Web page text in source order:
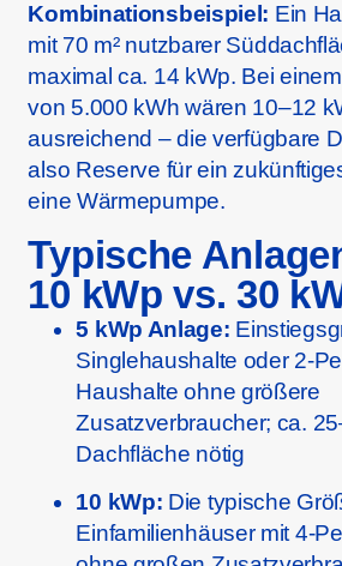
Kombinationsbeispiel: Ein
mit 70 m² nutzbarer
maximal ca. 14 kWp. Bei
von 5.000 kWh wären 10–12
ausreichend – die verfügbare
also Reserve für ein
eine Wärmepumpe.
Typische
10 kWp vs. 30
5 kWp Anlage:
Singlehaushalte oder 2-
Haushalte ohne größere
Zusatzverbraucher; ca.
Dachfläche nötig
10 kWp: Die typische
Einfamilienhäuser mit 4-